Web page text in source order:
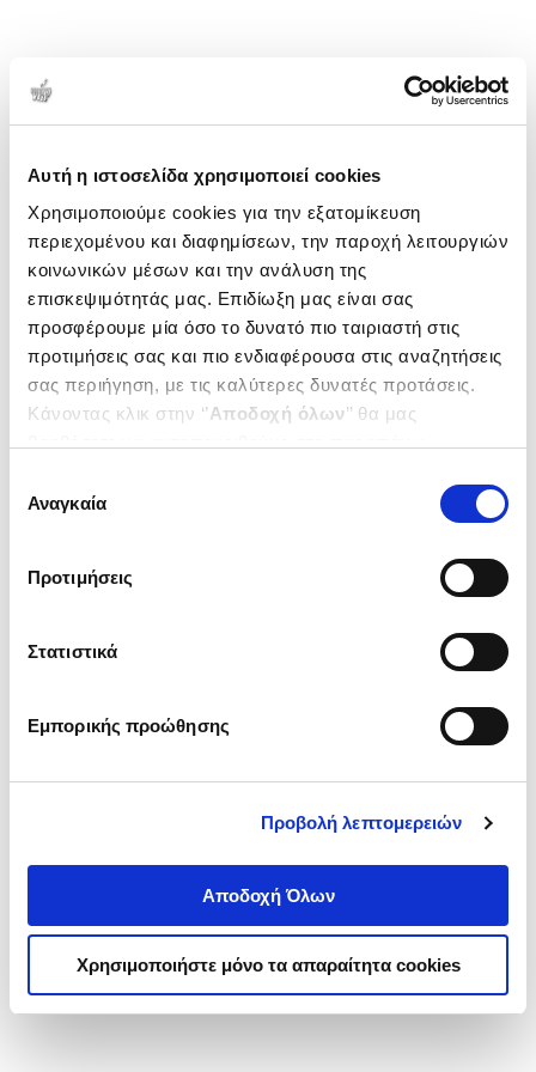
Αυτή η ιστοσελίδα χρησιμοποιεί cookies
Χρησιμοποιούμε cookies για την εξατομίκευση
περιεχομένου και διαφημίσεων, την παροχή λειτουργιών
κοινωνικών μέσων και την ανάλυση της
επισκεψιμότητάς μας. Επιδίωξη μας είναι σας
προσφέρουμε μία όσο το δυνατό πιο ταιριαστή στις
προτιμήσεις σας και πιο ενδιαφέρουσα στις αναζητήσεις
σας περιήγηση, με τις καλύτερες δυνατές προτάσεις.
Κάνοντας κλικ στην ‘’Αποδοχή όλων’’ θα μας
ενδιαφέρουν και να επιλέξετε από τα παρακάτω με την
΄΄και να ενημερωθείτε σχετικά με
συγκατάθεσης
Αναγκαία
Προτιμήσεις
Στατιστικά
Εμπορικής προώθησης
Προβολή λεπτομερειών
Αποδοχή Όλων
Χρησιμοποιήστε μόνο τα απαραίτητα cookies